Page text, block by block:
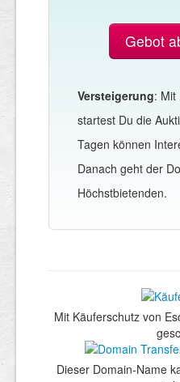
Gebot
Versteigerung: Mit
startest Du die
Tagen können
Danach geht der
Höchstbietenden.
Mit Käuferschutz von
Dieser Domain-Name